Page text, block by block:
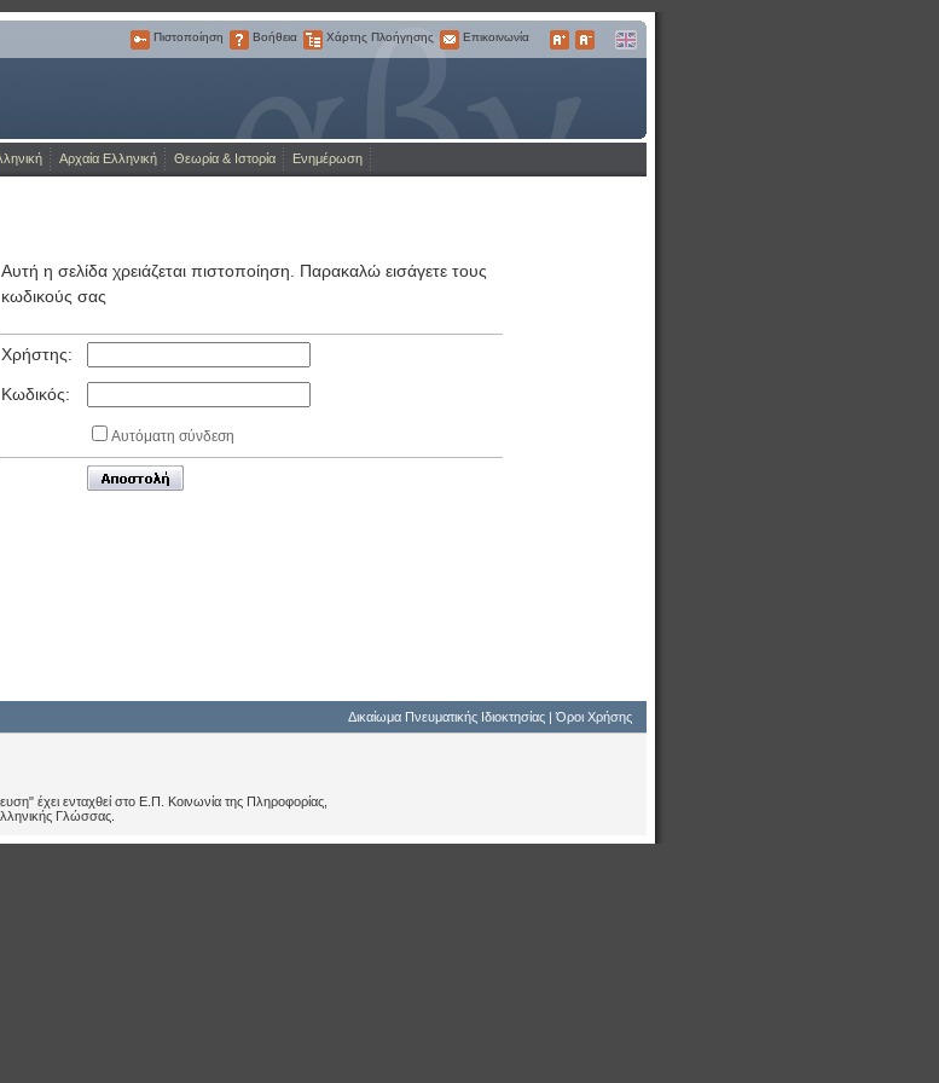
γλώσσα
Πιστοποίηση
Πιστοποίηση
Βοήθεια
Βοήθεια
Χάρτης
Χάρτης Πλοήγησης
Επικοινωνία
Επικοινωνία
Μεγαλύτερα
ΜικρότεραEnglish
Αρχαία Ελληνική Θεωρία & Ιστορία Ενημέρωση
Αυτή η σελίδα χρειάζεται πιστοποίηση. Παρακαλώ εισάγετε τους
κωδικούς σας
Χρήστης:
Κωδικός:
Αυτόματη σύνδεση
Δικαίωμα Πνευματικής Ιδιοκτησίας |Όροι Χρήσης
έχει ενταχθεί στο Ε.Π. Κοινωνία της Πληροφορίας,
Γλώσσας.